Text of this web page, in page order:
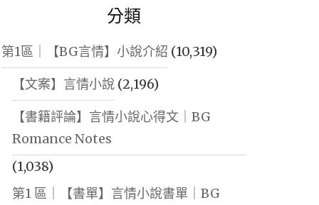
分類
第1區｜【BG言情】小說介紹 (10,319)
【文案】言情小說(2,196)
【書籍評論】言情小說心得文｜BG
Romance Notes
(1,038)
第1 區｜【書單】言情小說書單｜BG